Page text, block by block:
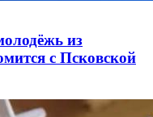
из
с Псковской